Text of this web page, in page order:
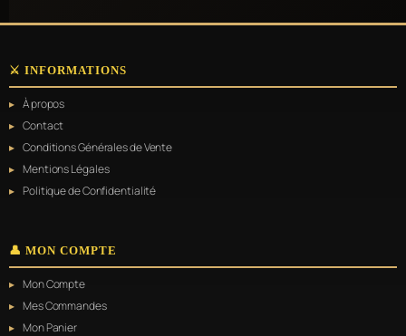
⚔️ INFORMATIONS
À propos
Contact
Conditions Générales de Vente
Mentions Légales
Politique de Confidentialité
👤 MON COMPTE
Mon Compte
Mes Commandes
Mon Panier